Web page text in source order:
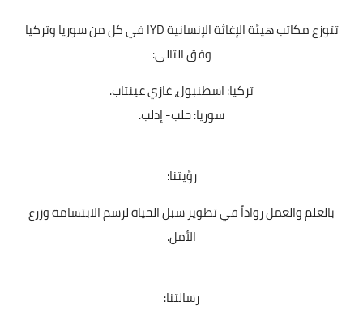
تتوزع مكاتب هيئة الإغاثة الإنسانية IYD في كل من سوريا وتركيا
وفق التالي:
تركيا: اسطنبول، غازي عينتاب.
سوريا: حلب- إدلب.
رؤيتنا:
بالعلم والعمل رواداً في تطوير سبل الحياة لرسم الابتسامة وزرع
الأمل.
رسالتنا: